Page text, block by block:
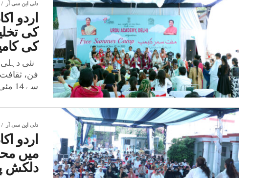
دلی این سی آر
اردو
کی
کی
نئی
فن،
سے 14 مئی تا 3 جون...
دلی این سی آر
اردو
میں
دلکش